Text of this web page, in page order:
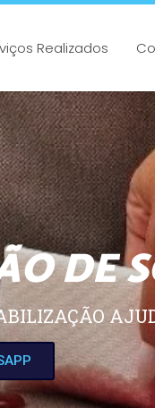
Realizados
DE